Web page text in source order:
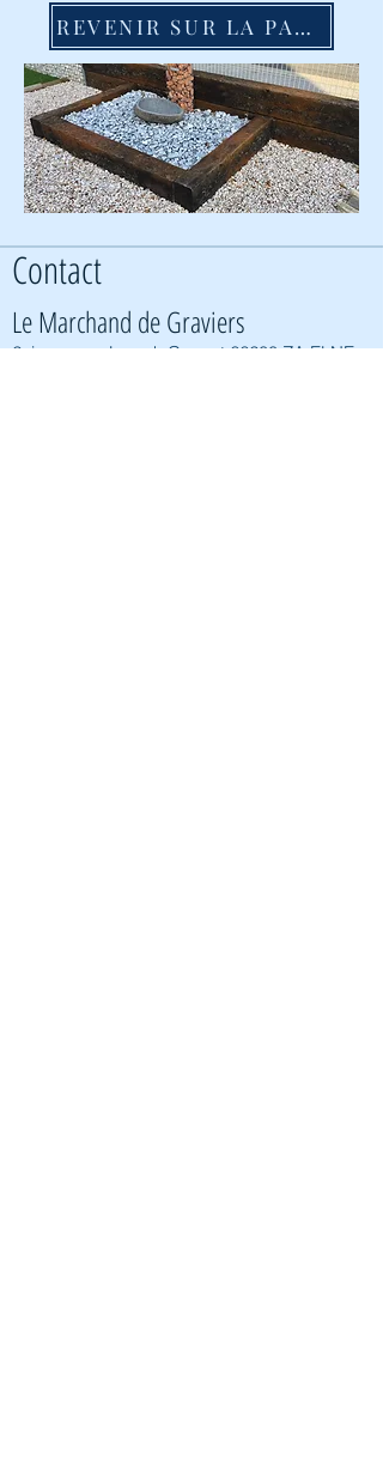
REVENIR SUR LA PAGE PRECEDENTE
Contact
Le Marchand de Graviers
2, impasse Joseph Cugnot 66200 ZA ELNE,